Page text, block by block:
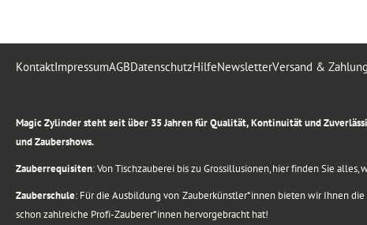
KontaktImpressumAGBDatenschutzHilfeNewsletterVersand & Zahlung
Magic Zylinder steht seit über 35 Jahren für Qualität, Kontinuität und
und Zaubershows.
Zauberrequisiten: Von Tischzauberei bis zu Grossillusionen, hier finden Sie
Zauberschule: Für die Ausbildung von Zauberkünstler*innen bieten wir Ihnen
schon zahlreiche Profi-Zauberer*innen hervorgebracht hat!